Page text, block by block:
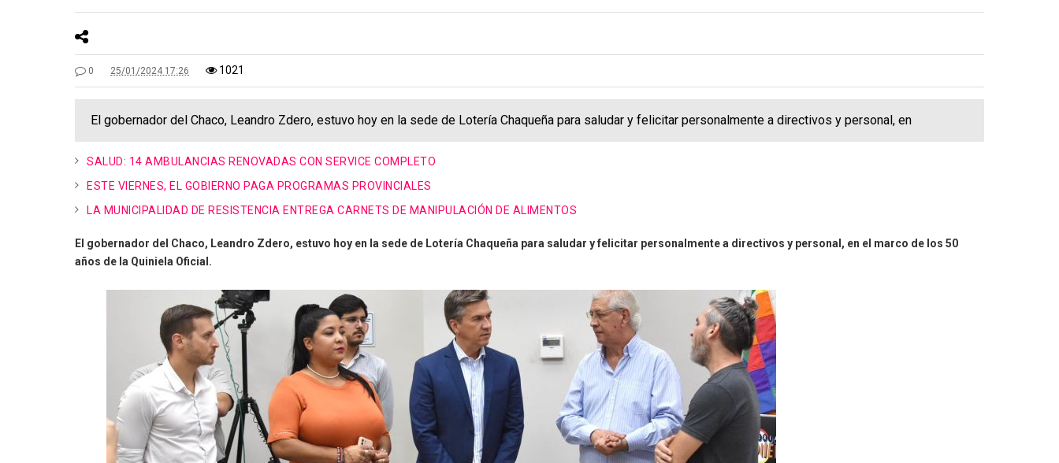
0 25/01/2024 17:26 1021
El gobernador del Chaco, Leandro Zdero, estuvo hoy en la sede de Lotería Chaqueña para saludar y felicitar personalmente a directivos y personal, en
SALUD: 14 AMBULANCIAS RENOVADAS CON SERVICE COMPLETO
ESTE VIERNES, EL GOBIERNO PAGA PROGRAMAS PROVINCIALES
LA MUNICIPALIDAD DE RESISTENCIA ENTREGA CARNETS DE MANIPULACIÓN DE ALIMENTOS
El gobernador del Chaco, Leandro Zdero, estuvo hoy en la sede de Lotería Chaqueña para saludar y felicitar personalmente a directivos y personal, en el marco de los 50
años de la Quiniela Oficial.